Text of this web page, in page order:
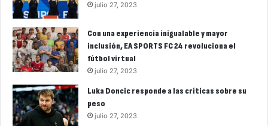
julio 27, 2023
Con una experiencia inigualable y mayor
inclusión, EA SPORTS FC 24 revoluciona el
fútbol virtual
julio 27, 2023
Luka Doncic responde a las críticas sobre su
peso
julio 27, 2023